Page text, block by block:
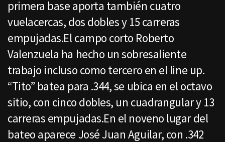
primera base aporta también cuatro
vuelacercas, dos dobles y 15 carreras
empujadas.El campo corto Roberto
Valenzuela ha hecho un sobresaliente
trabajo incluso como tercero en el line up.
“Tito” batea para .344, se ubica en el octavo
sitio, con cinco dobles, un cuadrangular y 13
carreras empujadas.En el noveno lugar del
bateo aparece José Juan Aguilar, con .342